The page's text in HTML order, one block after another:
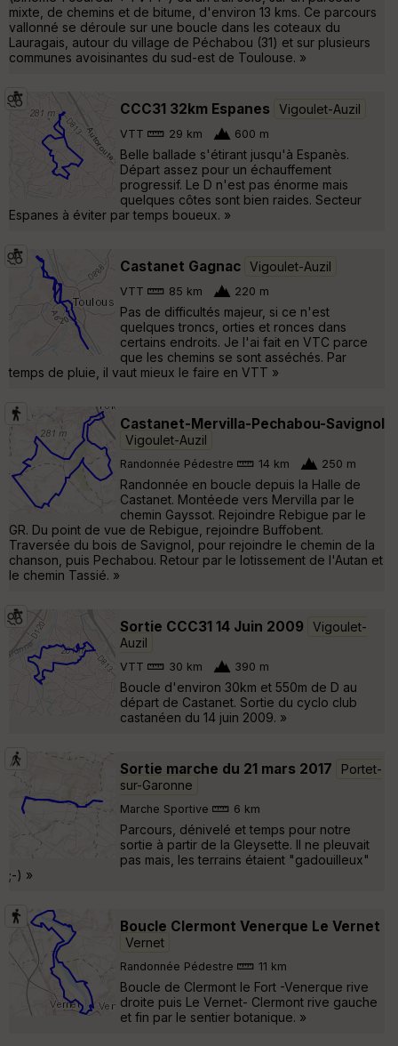
mixte, de chemins et de bitume, d'environ 13 kms. Ce parcours
vallonné se déroule sur une boucle dans les coteaux du
Lauragais, autour du village de Péchabou (31) et sur plusieurs
communes avoisinantes du sud-est de Toulouse. »
CCC31 32km Espanes Vigoulet-Auzil
VTT 29 km 600 m
Belle ballade s'étirant jusqu'à Espanès.
Départ assez pour un échauffement
progressif. Le D n'est pas énorme mais
quelques côtes sont bien raides. Secteur
Espanes à éviter par temps boueux. »
Castanet Gagnac Vigoulet-Auzil
VTT 85 km 220 m
Pas de difficultés majeur, si ce n'est
quelques troncs, orties et ronces dans
certains endroits. Je l'ai fait en VTC parce
que les chemins se sont asséchés. Par
temps de pluie, il vaut mieux le faire en VTT »
Castanet-Mervilla-Pechabou-Savignol
Vigoulet-Auzil
Randonnée Pédestre 14 km 250 m
Randonnée en boucle depuis la Halle de
Castanet. Montéede vers Mervilla par le
chemin Gayssot. Rejoindre Rebigue par le
GR. Du point de vue de Rebigue, rejoindre Buffobent.
Traversée du bois de Savignol, pour rejoindre le chemin de la
chanson, puis Pechabou. Retour par le lotissement de l'Autan et
le chemin Tassié. »
Sortie CCC31 14 Juin 2009
Vigoulet-
Auzil
VTT 30 km 390 m
Boucle d'environ 30km et 550m de D au
départ de Castanet. Sortie du cyclo club
castanéen du 14 juin 2009. »
Sortie marche du 21 mars 2017
Portet-
sur-Garonne
Marche Sportive 6 km
Parcours, dénivelé et temps pour notre
sortie à partir de la Gleysette. Il ne pleuvait
pas mais, les terrains étaient "gadouilleux"
;-) »
Boucle Clermont Venerque Le Vernet
Vernet
Randonnée Pédestre 11 km
Boucle de Clermont le Fort -Venerque rive
droite puis Le Vernet- Clermont rive gauche
et fin par le sentier botanique. »